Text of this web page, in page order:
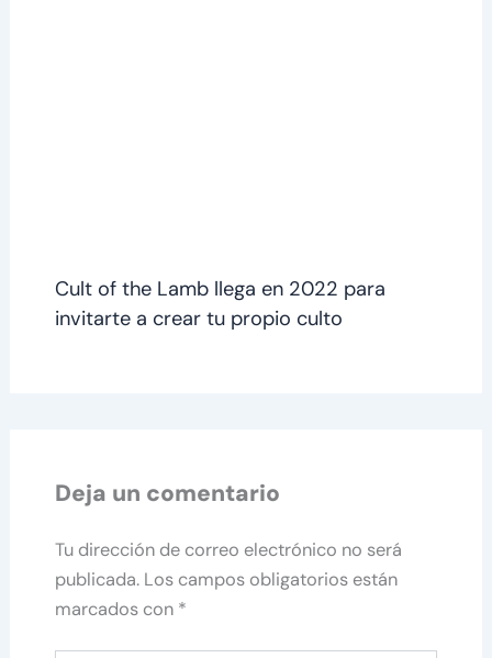
Cult of the Lamb llega en 2022 para
invitarte a crear tu propio culto
Deja un comentario
Tu dirección de correo electrónico no será
publicada. Los campos obligatorios están
marcados con *